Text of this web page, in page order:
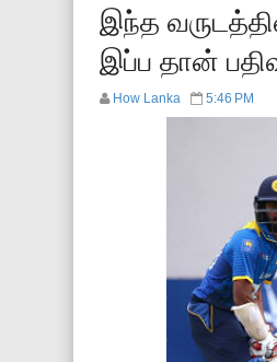
இந்த
இப்ப தான்
How Lanka 5:46 PM